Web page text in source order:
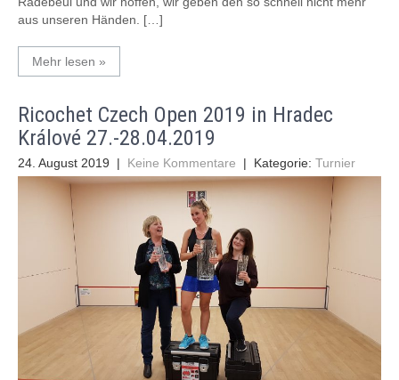
aus unseren Händen. […]
Mehr lesen »
Ricochet Czech Open 2019 in Hradec
Králové 27.-28.04.2019
24. August 2019 | Keine Kommentare | Kategorie: Turnier